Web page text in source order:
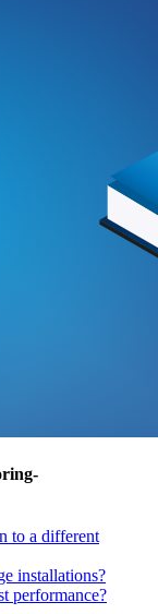
to a different
installations?
performance?